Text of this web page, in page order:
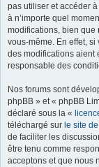
pas utiliser et accéder
à n’importe quel
modifications, bien que
vous-même. En effet,
des modifications aient
responsable des
Nos forums sont
phpBB » et « phpBB
déclaré sous la «
téléchargé sur le site
de faciliter les
être tenu comme
acceptons et que nous